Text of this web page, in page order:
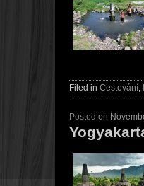
Filed in Cestování,
Posted on